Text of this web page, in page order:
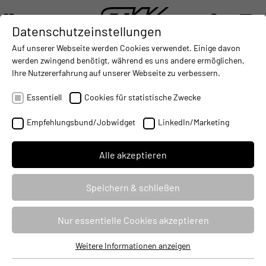
DE
DEUTSCH (DE)
ENGLISH (EN)
中文 (ZH)
DIGITALISIERUNG - CONNECTING THE WORLD OF MOBILE MACHINES
AUTOMATISIERUNG - IMPROVING MOBILE MACHINES
INTEGRATION
03.05.2022
Datenschutzeinstellungen
Auf unserer Webseite werden Cookies verwendet. Einige davon
werden zwingend benötigt, während es uns andere ermöglichen,
Ihre Nutzererfahrung auf unserer Webseite zu verbessern.
Essentiell Cookies für statistische Zwecke
Empfehlungsbund/Jobwidget LinkedIn/Marketing
Alle akzeptieren
Speichern & schließen
Nur essentielle Cookies akzeptieren
Weitere Informationen anzeigen